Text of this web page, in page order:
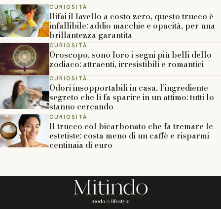
CURIOSITÀ
Rifai il lavello a costo zero, questo trucco è
infallibile: addio macchie e opacità, per una
brillantezza garantita
CURIOSITÀ
Oroscopo, sono loro i segni più belli dello
zodiaco: attraenti, irresistibili e romantici
CURIOSITÀ
Odori insopportabili in casa, l’ingrediente
segreto che li fa sparire in un attimo: tutti lo
stanno cercando
CURIOSITÀ
Il trucco col bicarbonato che fa tremare le
estetiste: costa meno di un caffè e risparmi
centinaia di euro